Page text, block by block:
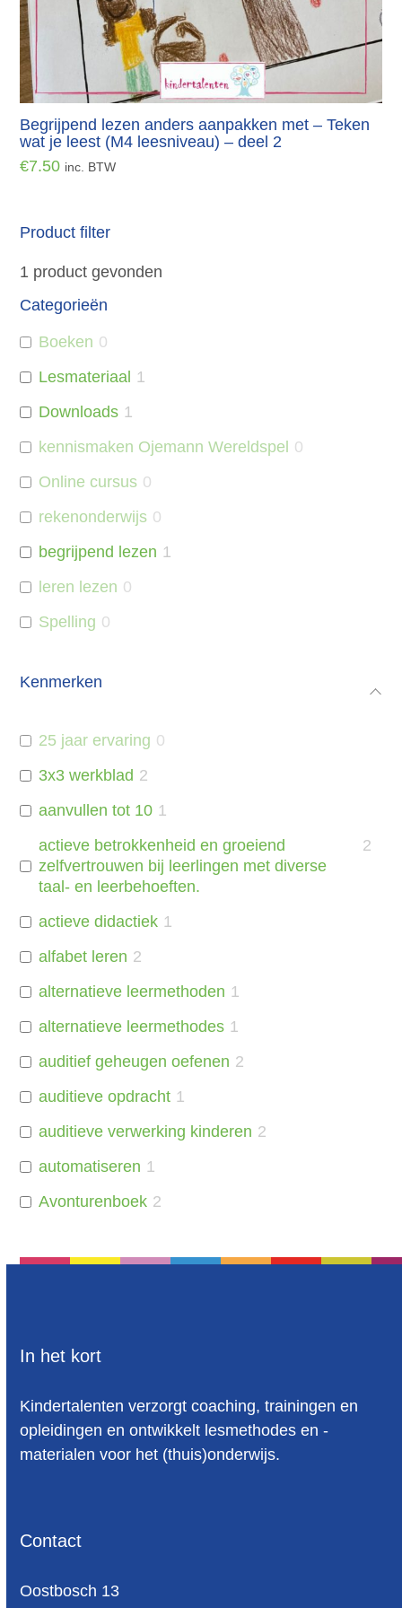
Begrijpend lezen anders aanpakken met – Teken
wat je leest (M4 leesniveau) – deel 2
€7.50 inc. BTW
Product filter
1 product gevonden
Categorieën
Boeken 0
Lesmateriaal 1
Downloads 1
kennismaken Ojemann Wereldspel 0
Online cursus 0
rekenonderwijs 0
begrijpend lezen 1
leren lezen 0
Spelling 0
Kenmerken
25 jaar ervaring 0
3x3 werkblad 2
aanvullen tot 10 1
actieve betrokkenheid en groeiend
zelfvertrouwen bij leerlingen met diverse
taal- en leerbehoeften.
2
actieve didactiek 1
alfabet leren 2
alternatieve leermethoden 1
alternatieve leermethodes 1
auditief geheugen oefenen 2
auditieve opdracht 1
auditieve verwerking kinderen 2
automatiseren 1
Avonturenboek 2
beelddenker 3
beelddenkers 6
begrijpend lezen oefenen
Begrijpend Lezen Werkbladen
In het kort
Kindertalenten verzorgt coaching, trainingen en
opleidingen en ontwikkelt lesmethodes en -
materialen voor het (thuis)onderwijs.
Contact
Oost­bosch 13